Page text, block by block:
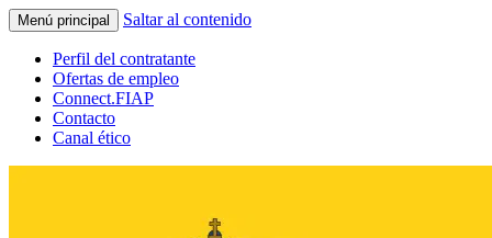
Menú principal Saltar al contenido
Perfil del contratante
Ofertas de empleo
Connect.FIAP
Contacto
Canal ético